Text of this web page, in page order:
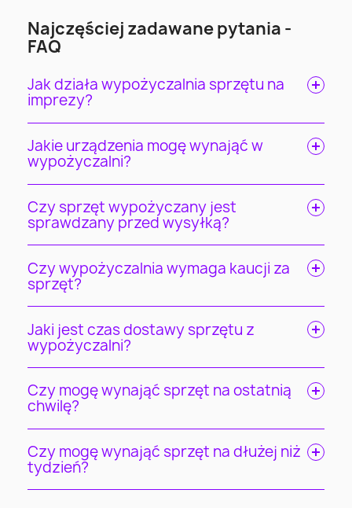
Najczęściej zadawane pytania -
FAQ
Jak działa wypożyczalnia sprzętu na
imprezy?
Jakie urządzenia mogę wynająć w
wypożyczalni?
Czy sprzęt wypożyczany jest
sprawdzany przed wysyłką?
Czy wypożyczalnia wymaga kaucji za
sprzęt?
Jaki jest czas dostawy sprzętu z
wypożyczalni?
Czy mogę wynająć sprzęt na ostatnią
chwilę?
Czy mogę wynająć sprzęt na dłużej niż
tydzień?